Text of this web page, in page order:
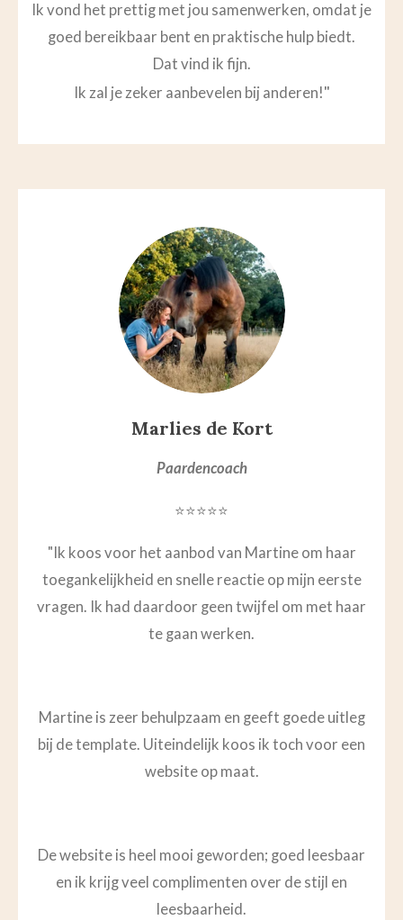
Ik vond het prettig met jou samenwerken, omdat je
goed bereikbaar bent en praktische hulp biedt.
Dat vind ik fijn.
Ik zal je zeker aanbevelen bij anderen!"
Marlies de Kort
Paardencoach
⭐⭐⭐⭐⭐
"Ik koos voor het aanbod van Martine om haar
toegankelijkheid en snelle reactie op mijn eerste
vragen. Ik had daardoor geen twijfel om met haar
te gaan werken.
Martine is zeer behulpzaam en geeft goede uitleg
bij de template. Uiteindelijk koos ik toch voor een
website op maat.
De website is heel mooi geworden; goed leesbaar
en ik krijg veel complimenten over de stijl en
leesbaarheid.